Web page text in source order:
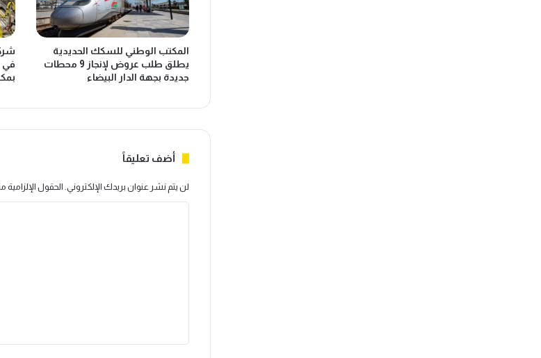
ف
ر
س
ا
و
ع
ت
ك
ت
المكتب الوطني للسكك الحديدية
يطلق طلب عروض لإنجاز 9 محطات
جديدة بجهة الدار البيضاء
في
أضف تعليقاً
لن يتم نشر عنوان بريدك الإلكتروني.الحقول الإلزامية